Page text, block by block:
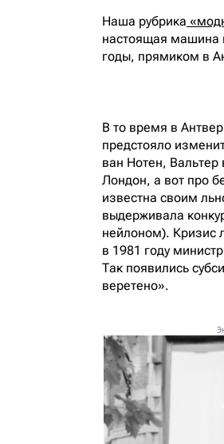
Наша рубрика
настоящая машина
годы, прямиком в
В то время в
предстояло
ван Нотен,
Лондон, а вот про
известна своим
выдерживала
нейлоном). Кризис
в 1981 году
Так появились
веретено».